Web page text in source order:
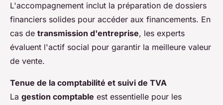
L'accompagnement inclut la préparation de dossiers
financiers solides pour accéder aux financements. En
cas de transmission d'entreprise, les experts
évaluent l'actif social pour garantir la meilleure valeur
de vente.
Tenue de la comptabilité et suivi de TVA
La gestion comptable est essentielle pour les